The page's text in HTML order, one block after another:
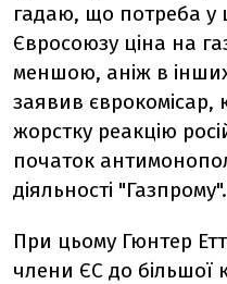
гадаю, що потреба у
Євросоюзу ціна на
меншою, аніж в
заявив
жорстку реакцію
початок
діяльності "Газпрому".
При цьому Гюнтер
члени ЄС до більшої